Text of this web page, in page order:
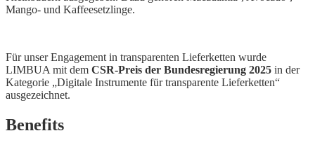
Mango- und Kaffeesetzlinge.
Für unser Engagement in transparenten Lieferketten wurde
LIMBUA mit dem CSR-Preis der Bundesregierung 2025 in der
Kategorie „Digitale Instrumente für transparente Lieferketten“
ausgezeichnet.
Benefits